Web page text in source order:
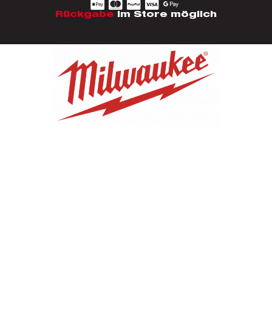
Rückgabe im Store möglich